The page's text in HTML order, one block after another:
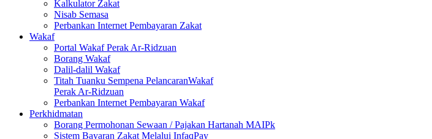
Kalkulator Zakat
Nisab Semasa
Perbankan Internet Pembayaran Zakat
Wakaf
Portal Wakaf Perak Ar-Ridzuan
Borang Wakaf
Dalil-dalil Wakaf
Titah Tuanku Sempena PelancaranWakaf
Perak Ar-Ridzuan
Perbankan Internet Pembayaran Wakaf
Perkhidmatan
Borang Permohonan Sewaan / Pajakan Hartanah MAIPk
Sistem Bayaran Zakat Melalui InfaqPay